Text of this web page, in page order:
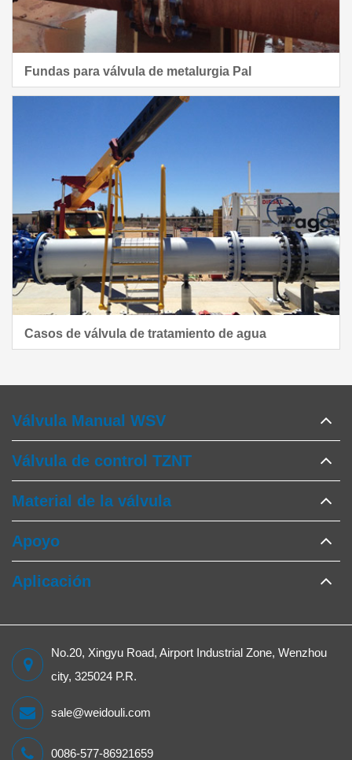
Fundas para válvula de metalurgia Pal
Casos de válvula de tratamiento de agua
Válvula Manual WSV
Válvula de control TZNT
Material de la válvula
Apoyo
Aplicación
No.20, Xingyu Road, Airport Industrial Zone, Wenzhou
city, 325024 P.R.
sale@weidouli.com
0086-577-86921659